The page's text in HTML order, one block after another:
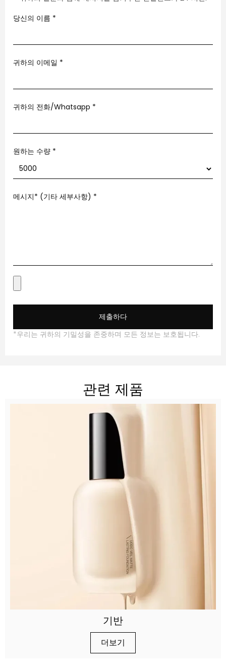
당신의 이름 *
귀하의 이메일 *
귀하의 전화/Whatsapp *
원하는 수량 *
메시지* (기타 세부사항) *
제출하다
*우리는 귀하의 기밀성을 존중하며 모든 정보는 보호됩니다.
관련 제품
기반
더보기